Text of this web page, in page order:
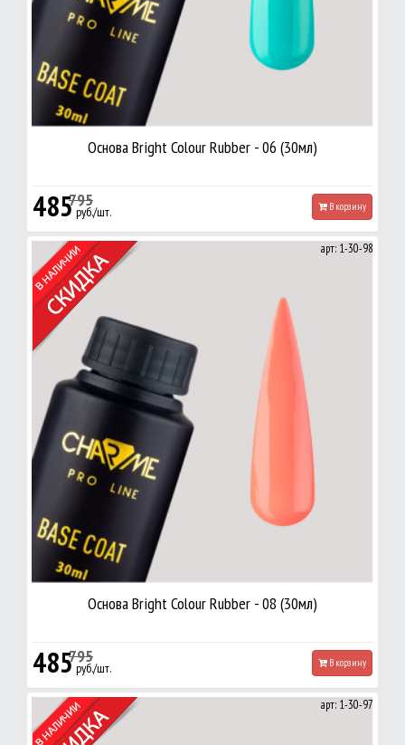
795
Основа Bright Colour Rubber - 06 (30мл)
485руб./шт. В корзину
арт: 1-30-98
795
Основа Bright Colour Rubber - 08 (30мл)
485руб./шт. В корзину
арт: 1-30-97